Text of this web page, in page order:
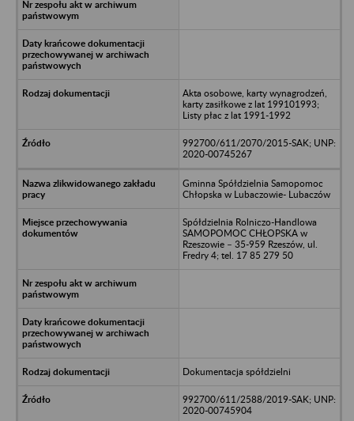
Akta osobowe, karty wynagrodzeń,
karty zasiłkowe z lat 199101993;
Listy płac z lat 1991-1992
992700/611/2070/2015-SAK; UNP:
2020-00745267
Gminna Spółdzielnia Samopomoc
Chłopska w Lubaczowie- Lubaczów
Spółdzielnia Rolniczo-Handlowa
SAMOPOMOC CHŁOPSKA w
Rzeszowie – 35-959 Rzeszów, ul.
Fredry 4; tel. 17 85 279 50
Dokumentacja spółdzielni
992700/611/2588/2019-SAK; UNP:
2020-00745904